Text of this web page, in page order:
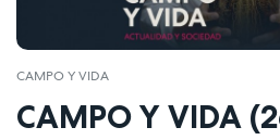
CAMPO Y VIDA
CAMPO Y VIDA